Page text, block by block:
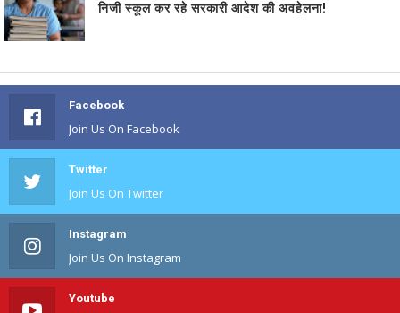
निजी स्कूल कर रहे सरकारी आदेश की अवहेलना!
Facebook
Join Us On Facebook
Twitter
Join Us On Twitter
Instagram
Join Us On Instagram
Youtube